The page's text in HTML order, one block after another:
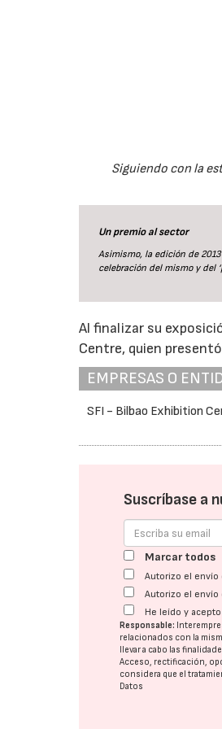
Siguiendo con la
Un premio al sector
Asimismo, la edición de
celebración del mismo y del
Al finalizar su
Centre, quien
EMPRESAS O
SFI - Bilbao Exhibition
Suscríbase a
Marcar todos
Autorizo el
Autorizo el
He leído y
Responsable:
relacionados con la
llevar a cabo las
Acceso, rectificación,
considera que el
Datos